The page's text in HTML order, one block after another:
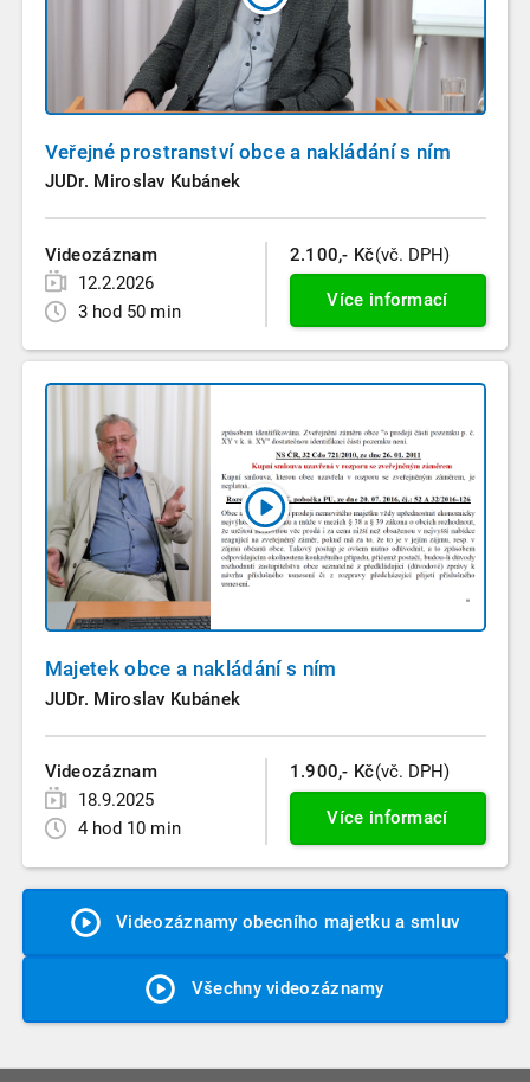
Veřejné prostranství obce a nakládání s ním
JUDr. Miroslav Kubánek
Videozáznam
12.2.2026
3 hod 50 min
2.100,- Kč(vč. DPH)
Více informací
Majetek obce a nakládání s ním
JUDr. Miroslav Kubánek
Videozáznam
18.9.2025
4 hod 10 min
1.900,- Kč(vč. DPH)
Více informací
Videozáznamy obecního majetku a smluv
Všechny videozáznamy